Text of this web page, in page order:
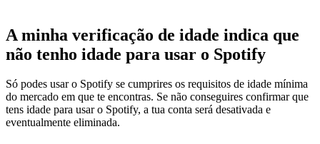
A minha verificação de idade indica que
não tenho idade para usar o Spotify
Só podes usar o Spotify se cumprires os requisitos de idade mínima
do mercado em que te encontras. Se não conseguires confirmar que
tens idade para usar o Spotify, a tua conta será desativada e
eventualmente eliminada.